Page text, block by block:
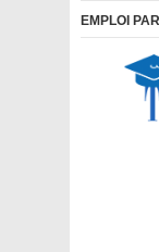
EMPLOI